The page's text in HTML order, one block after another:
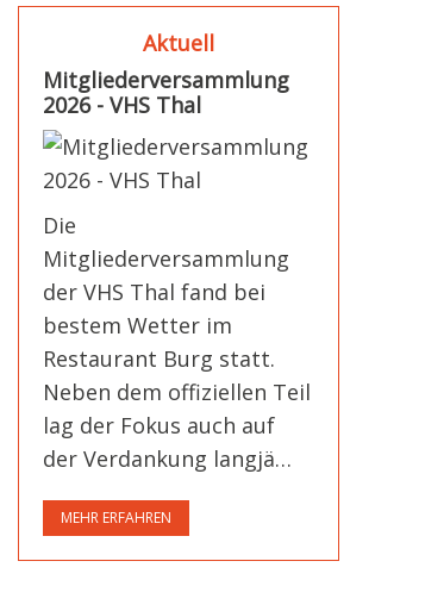
Aktuell
Mitgliederversammlung
2026 - VHS Thal
Die
Mitgliederversammlung
der VHS Thal fand bei
bestem Wetter im
Restaurant Burg statt.
Neben dem offiziellen Teil
lag der Fokus auch auf
der Verdankung langjä…
MEHR ERFAHREN